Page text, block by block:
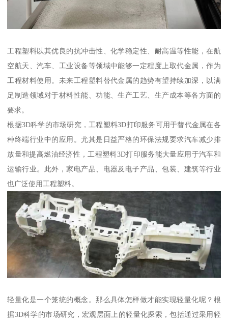
工程塑料以其优良的抗冲击性、化学稳定性、耐高温等性能，在航
空航天、汽车、工业设备等领域中能够一定程度上取代金属，作为
工程材料使用。未来工程塑料替代金属的趋势有望持续加深，以满
足制造领域对于材料性能、功能、生产工艺、生产成本等各方面的
要求。
根据3D科学的市场研究，工程塑料3D打印服务可用于替代金属在各
种终端行业中的应用。尤其是日益严格的环保法规要求汽车减少排
放量和提高燃油经济性，工程塑料3D打印服务能大量应用于汽车和
运输行业。此外，家电产品、电器及电子产品、包装、建筑等行业
也广泛使用工程塑料。
轻量化是一个笼统的概念。那么具体怎样做才能实现轻量化呢？根
据3D科学的市场研究，宏观层面上的轻量化探索，包括通过采用轻